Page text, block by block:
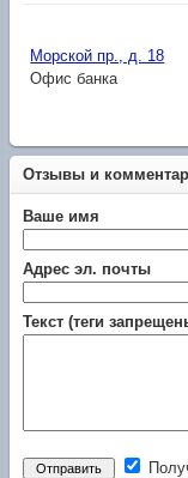
Морской пр., д. 18
Офис банка
Отзывы и
Ваше имя
Адрес эл. почты
Текст (теги